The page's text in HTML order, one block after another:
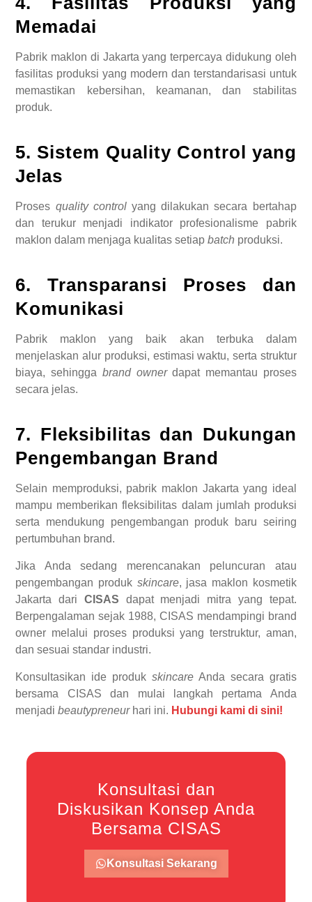
Memadai
Pabrik maklon di Jakarta yang terpercaya didukung oleh
fasilitas produksi yang modern dan terstandarisasi untuk
memastikan kebersihan, keamanan, dan stabilitas
produk.
5. Sistem Quality Control yang
Jelas
Proses quality controlyang dilakukan secara bertahap
dan terukur menjadi indikator profesionalisme pabrik
maklon dalam menjaga kualitas setiap batch produksi.
6. Transparansi Proses dan
Komunikasi
Pabrik maklon yang baik akan terbuka dalam
menjelaskan alur produksi, estimasi waktu, serta struktur
biaya, sehingga brand ownerdapat memantau proses
secara jelas.
7. Fleksibilitas dan Dukungan
Pengembangan Brand
Selain memproduksi, pabrik maklon Jakarta yang ideal
mampu memberikan fleksibilitas dalam jumlah produksi
serta mendukung pengembangan produk baru seiring
pertumbuhan brand.
Jika Anda sedang merencanakan peluncuran atau
pengembangan produk skincare, jasa maklon kosmetik
Jakarta dari CISAS dapat menjadi mitra yang tepat.
Berpengalaman sejak 1988, CISAS mendampingi brand
owner melalui proses produksi yang terstruktur, aman,
dan sesuai standar industri.
Konsultasikan ide produk skincare Anda secara gratis
bersama CISAS dan mulai langkah pertama Anda
menjadibeautypreneurhari ini. Hubungi kami di sini!
Konsultasi dan
Diskusikan Konsep Anda
Bersama CISAS
Konsultasi Sekarang